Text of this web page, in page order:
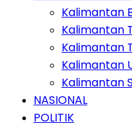
Kalimantan
Kalimantan
Kalimantan
Kalimantan
Kalimantan
NASIONAL
POLITIK